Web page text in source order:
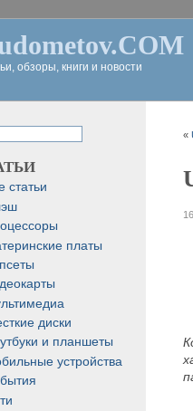
обзоры, книги и новости
«
статьи
платы
диски
и планшеты
устройства